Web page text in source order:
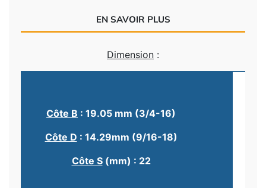
EN SAVOIR PLUS
Dimension :
Côte B : 19.05 mm (3/4-16)
Côte D : 14.29mm (9/16-18)
Côte S(mm) : 22